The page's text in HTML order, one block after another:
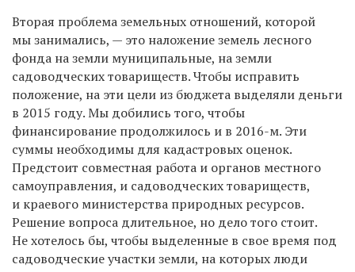
Вторая проблема земельных отношений, которой
мы занимались, — это наложение земель лесного
фонда на земли муниципальные, на земли
садоводческих товариществ. Чтобы исправить
положение, на эти цели из бюджета выделяли деньги
в 2015 году. Мы добились того, чтобы
финансирование продолжилось и в 2016-м. Эти
суммы необходимы для кадастровых оценок.
Предстоит совместная работа и органов местного
самоуправления, и садоводческих товариществ,
и краевого министерства природных ресурсов.
Решение вопроса длительное, но дело того стоит.
Не хотелось бы, чтобы выделенные в свое время под
садоводческие участки земли, на которых люди